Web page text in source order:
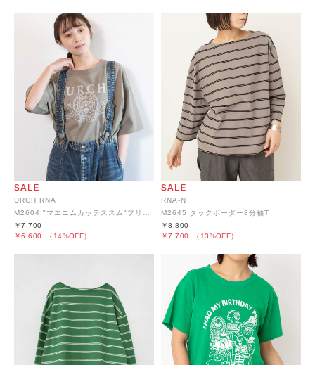
URCH RNA
M2604 "マエニムカッテススム"プリント半T
￥6,600 （14%OFF）
￥7,700
RNA-N
M2645 タックボーダー8分袖T
￥7,700 （13%OFF）
￥8,800